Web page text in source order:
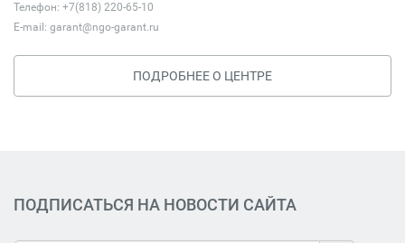
Телефон: +7(818) 220-65-10
E-mail: garant@ngo-garant.ru
ПОДРОБНЕЕ О ЦЕНТРЕ
ПОДПИСАТЬСЯ НА НОВОСТИ САЙТА